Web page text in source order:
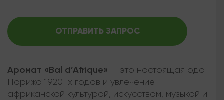
ОТПРАВИТЬ ЗАПРОС
Аромат «Bal d’Afrique» — это настоящая ода
Парижа 1920-х годов и увлечение
африканской культурой, искусством, музыкой и